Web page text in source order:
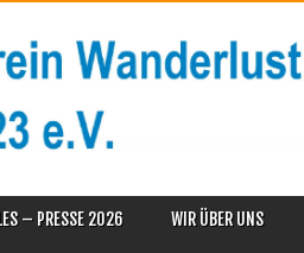
– PRESSE 2026 WIR ÜBER UNS